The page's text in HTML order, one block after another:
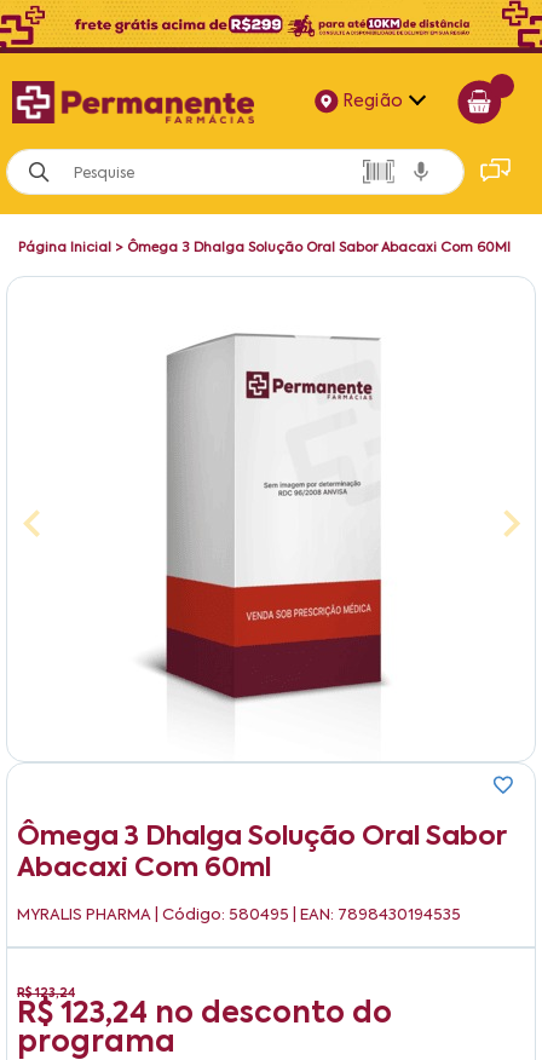
Região
Alagoas
Bahia
Página Inicial > Ômega 3 Dhalga Solução Oral Sabor Abacaxi Com 60Ml
Ômega 3 Dhalga Solução Oral Sabor
Abacaxi Com 60ml
MYRALIS PHARMA | Código: 580495 | EAN: 7898430194535
R$ 123,24
R$ 123,24 no desconto do
programa